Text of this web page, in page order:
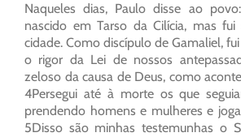
Naqueles dias, Paulo disse ao
nascido em Tarso da Cilícia, mas
cidade. Como discípulo de Gamaliel,
o rigor da Lei de nossos
zeloso da causa de Deus, como
4Persegui até à morte os que
prendendo homens e mulheres e
5Disso são minhas testemunhas o